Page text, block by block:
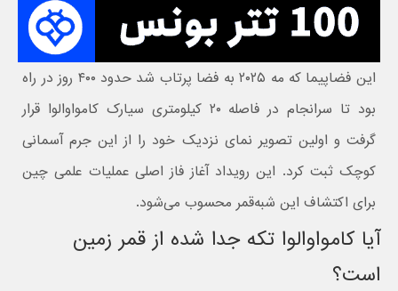
این فضاپیما که مه ۲۰۲۵ به فضا پرتاب شد حدود ۴۰۰ روز در راه
بود تا سرانجام در فاصله ۲۰ کیلومتری سیارک کامواوالوا قرار
گرفت و اولین تصویر نمای نزدیک خود را از این جرم آسمانی
کوچک ثبت کرد. این رویداد آغاز فاز اصلی عملیات علمی چین
برای اکتشاف این شبه‌قمر محسوب می‌شود.
آیا کامواوالوا تکه جدا شده از قمر زمین
است؟